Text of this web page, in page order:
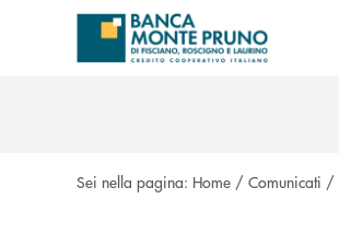
Salta al contenuto principale
Sei nella pagina: Home / Comunicati /